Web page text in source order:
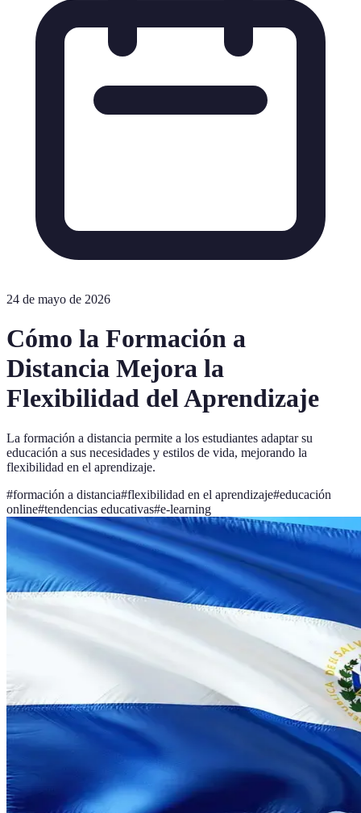
24 de mayo de 2026
Cómo la Formación a
Distancia Mejora la
Flexibilidad del Aprendizaje
La formación a distancia permite a los estudiantes adaptar su
educación a sus necesidades y estilos de vida, mejorando la
flexibilidad en el aprendizaje.
#formación a distancia#flexibilidad en el aprendizaje#educación
online#tendencias educativas#e-learning